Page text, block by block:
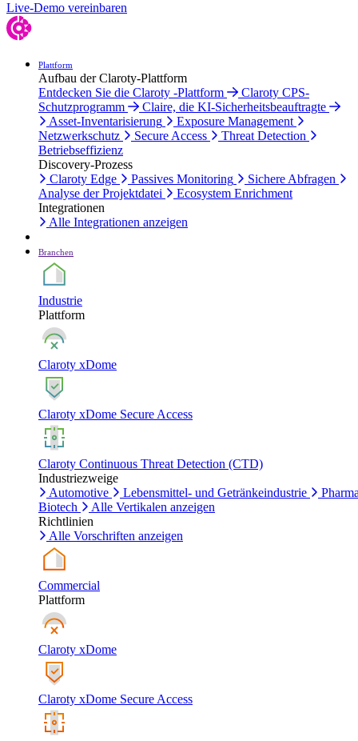
Live-Demo vereinbaren
Plattform
Aufbau der Claroty-Plattform
Entdecken Sie die Claroty -Plattform
Claroty CPS-
Schutzprogramm
Claire, die KI-Sicherheitsbeauftragte
Asset-Inventarisierung
Exposure Management
Netzwerkschutz
Secure Access
Threat Detection
Betriebseffizienz
Discovery-Prozess
Claroty Edge
Passives Monitoring
Sichere Abfragen
Analyse der Projektdatei
Ecosystem Enrichment
Integrationen
Alle Integrationen anzeigen
Branchen
Industrie
Plattform
Claroty xDome
Claroty xDome Secure Access
Claroty Continuous Threat Detection (CTD)
Industriezweige
Automotive
Lebensmittel- und Getränkeindustrie
Biotech
Alle Vertikalen anzeigen
Richtlinien
Alle Vorschriften anzeigen
Commercial
Plattform
Claroty xDome
Claroty xDome Secure Access